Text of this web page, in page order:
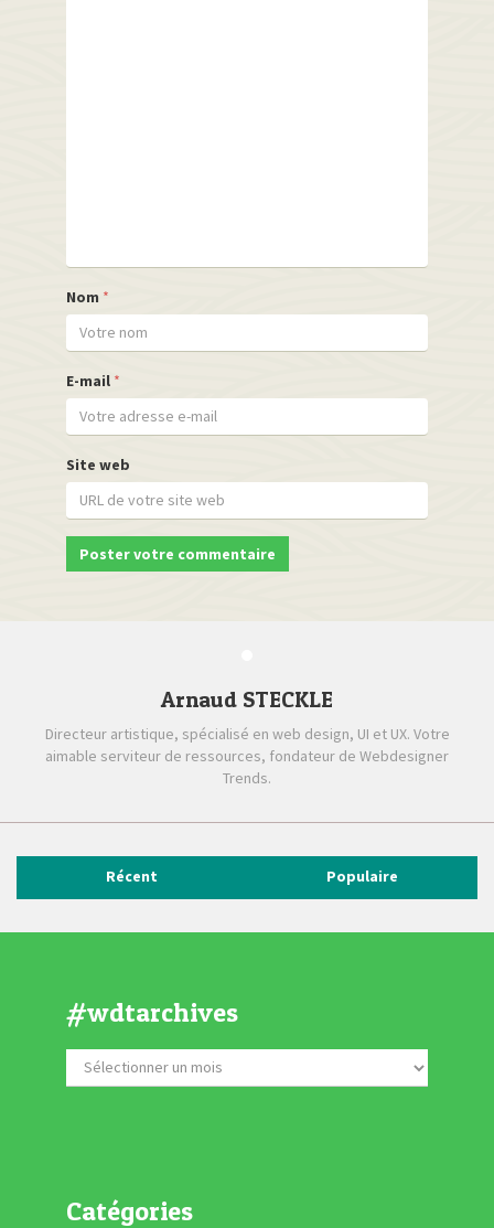
Nom *
E-mail *
Site web
Arnaud STECKLE
Directeur artistique, spécialisé en web design, UI et UX. Votre
aimable serviteur de ressources, fondateur de Webdesigner
Trends.
Récent Populaire
#wdtarchives
Catégories